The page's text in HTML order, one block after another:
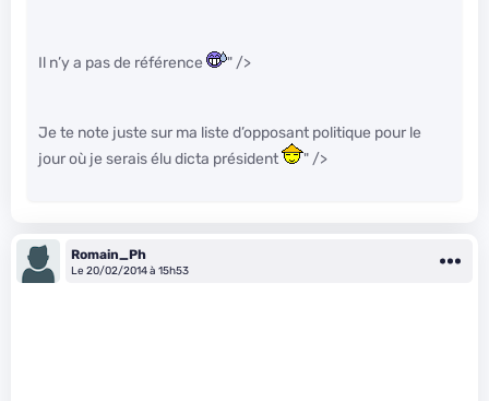
Il n’y a pas de référence " />
Je te note juste sur ma liste d’opposant politique pour le
jour où je serais élu dicta président
" />
Romain_Ph
Le 20/02/2014 à 15h53